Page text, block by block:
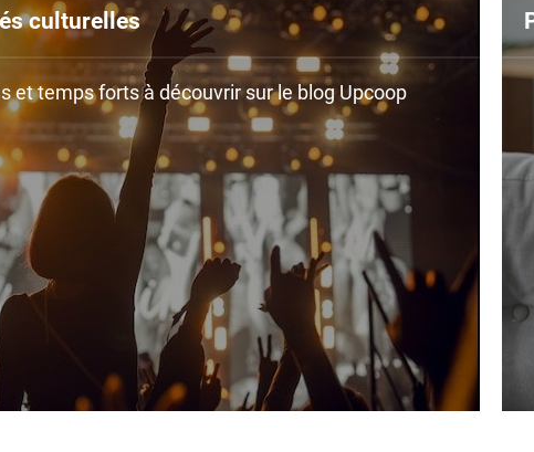
culturelles
et temps forts à découvrir sur le blog Upcoop